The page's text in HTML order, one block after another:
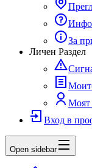
За
Личен Раздел
Моят
Вход в
Open sidebar